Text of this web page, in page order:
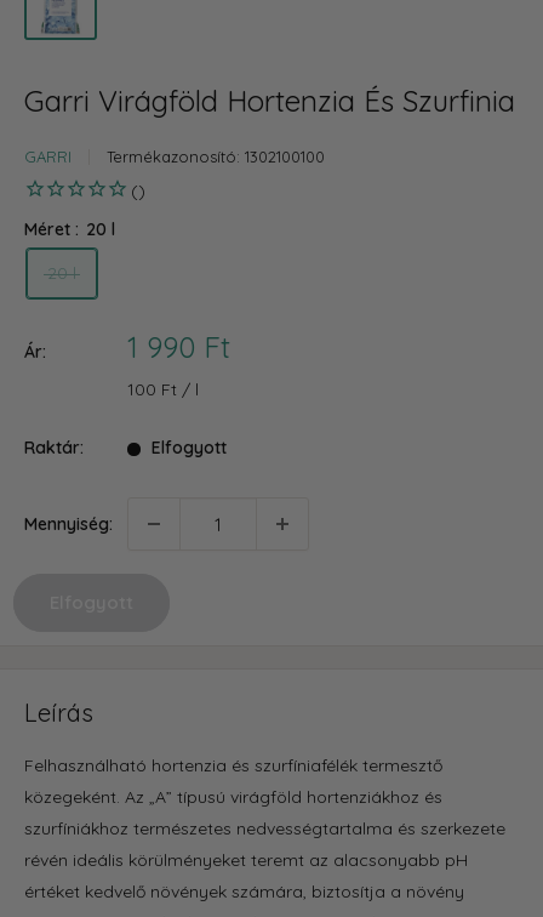
Garri Virágföld Hortenzia És Szurfinia
GARRI Termékazonosító: 1302100100
Méret : 20 l
20 l
Ár:
Akciós
ár
1 990 Ft
100 Ft / l
Raktár: Elfogyott
Mennyiség:
Leírás
Felhasználható hortenzia és szurfíniafélék termesztő
közegeként. Az „A” típusú virágföld hortenziákhoz és
szurfíniákhoz természetes nedvességtartalma és szerkezete
révén ideális körülményeket teremt az alacsonyabb pH
értéket kedvelő növények számára, biztosítja a növény